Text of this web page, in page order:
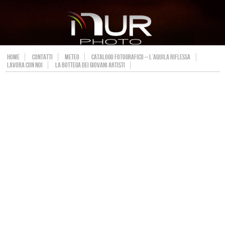
HOME CONTATTI METEO
CATALOGO FOTOGRAFICO – L’AQUILA RIFLESSA
LAVORA CON NOI
LA BOTTEGA DEI GIOVANI ARTISTI